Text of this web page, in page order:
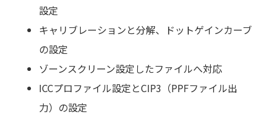
設定
キャリブレーションと分解、ドットゲインカーブ
の設定
ゾーンスクリーン設定したファイルへ対応
ICCプロファイル設定とCIP3（PPFファイル出
力）の設定